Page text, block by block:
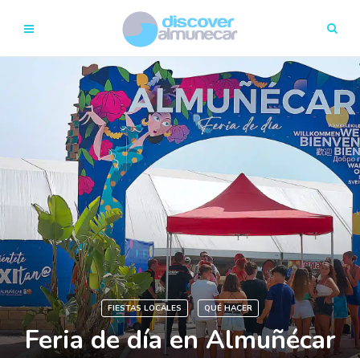
FIESTAS LOCALES QUÉ HACER
Feria de día en Almuñécar